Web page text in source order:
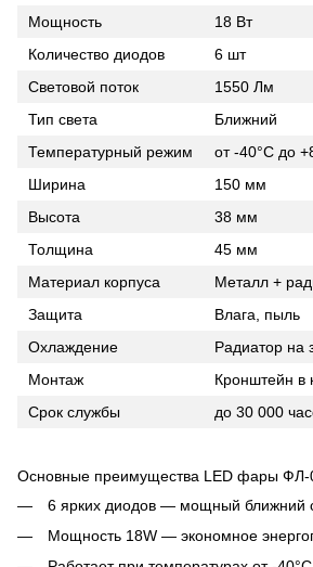
Мощность
18 Вт
Количество диодов
6 шт
Световой поток
1550 Лм
Тип света
Ближний
Температурный режим
от -40°C до
Ширина
150 мм
Высота
38 мм
Толщина
45 мм
Материал корпуса
Металл +
Защита
Влага, пыль
Охлаждение
Радиатор на
Монтаж
Кронштейн в
Срок службы
до 30 000
Основные преимущества LED фары ФЛ-
6 ярких диодов — мощный ближний
Мощность 18W — экономное